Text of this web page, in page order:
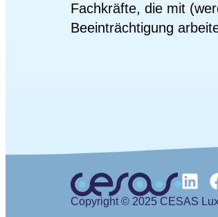
Fachkräfte, die mit
Beeinträchtigung
Copyright © 2025 CESAS